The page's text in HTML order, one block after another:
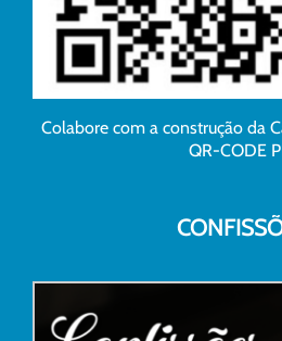
Colabore com a construção da
QR-CODE